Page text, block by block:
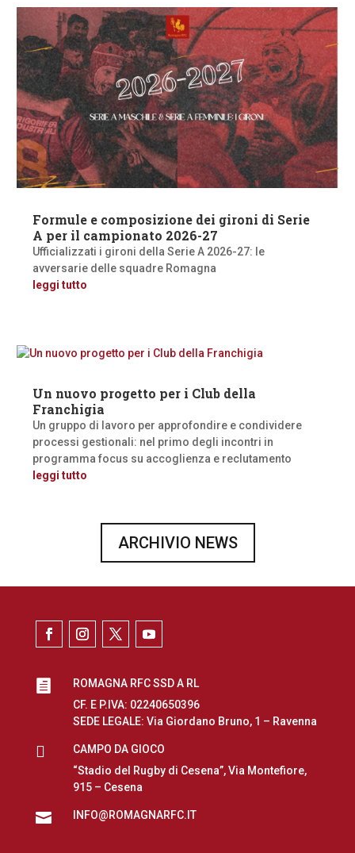
Formule e composizione dei gironi di Serie
A per il campionato 2026-27
Ufficializzati i gironi della Serie A 2026-27: le
avversarie delle squadre Romagna
leggi tutto
Un nuovo progetto per i Club della
Franchigia
Un gruppo di lavoro per approfondire e condividere
processi gestionali: nel primo degli incontri in
programma focus su accoglienza e reclutamento
leggi tutto
ARCHIVIO NEWS

ROMAGNA RFC SSD A RL
CF. E P.IVA: 02240650396
SEDE LEGALE: Via Giordano Bruno, 1 – Ravenna

CAMPO DA GIOCO
“Stadio del Rugby di Cesena”, Via Montefiore,
915 – Cesena
 INFO@ROMAGNARFC.IT